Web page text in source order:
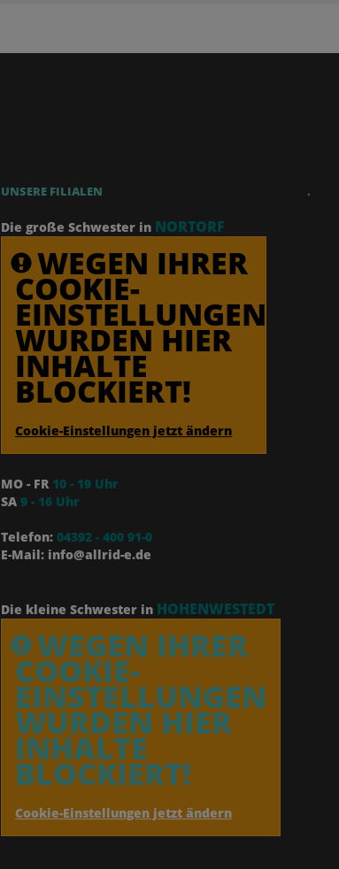
UNSERE FILIALEN
Die große Schwester in NORTORF
WEGEN IHRER
COOKIE-
EINSTELLUNGEN
WURDEN HIER
INHALTE
BLOCKIERT!
Cookie-Einstellungen jetzt ändern
MO - FR 10 - 19 Uhr
SA9 - 16 Uhr
Telefon: 04392 - 400 91-0
E-Mail: info@allrid-e.de
Die kleine Schwester in HOHENWESTEDT
WEGEN IHRER
COOKIE-
EINSTELLUNGEN
WURDEN HIER
INHALTE
BLOCKIERT!
Cookie-Einstellungen jetzt ändern
.